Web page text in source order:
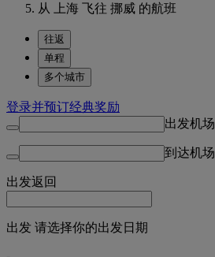
从 上海 飞往 挪威 的航班
往返
单程
多个城市
登录并预订经典奖励
出发机场
到达机场
出发返回
出发 请选择你的出发日期